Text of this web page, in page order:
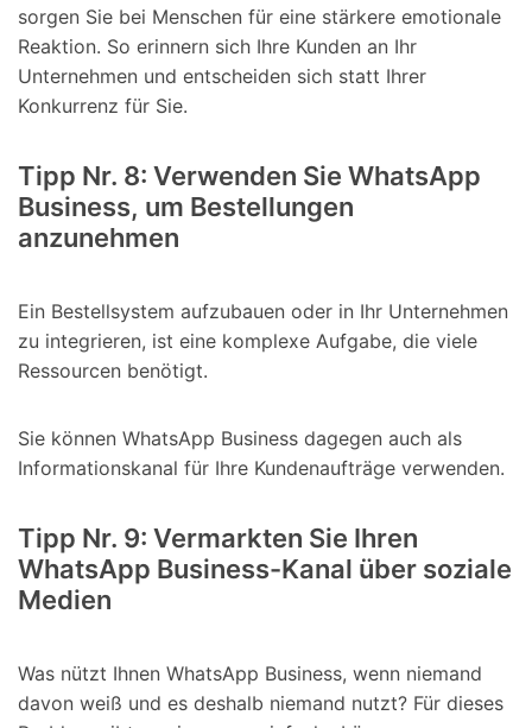
sorgen Sie bei Menschen für eine stärkere emotionale
Reaktion. So erinnern sich Ihre Kunden an Ihr
Unternehmen und entscheiden sich statt Ihrer
Konkurrenz für Sie.
Tipp Nr. 8: Verwenden Sie WhatsApp
Business, um Bestellungen
anzunehmen
Ein Bestellsystem aufzubauen oder in Ihr Unternehmen
zu integrieren, ist eine komplexe Aufgabe, die viele
Ressourcen benötigt.
Sie können WhatsApp Business dagegen auch als
Informationskanal für Ihre Kundenaufträge verwenden.
Tipp Nr. 9: Vermarkten Sie Ihren
WhatsApp Business-Kanal über soziale
Medien
Was nützt Ihnen WhatsApp Business, wenn niemand
davon weiß und es deshalb niemand nutzt? Für dieses